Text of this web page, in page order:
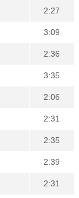
2:27
3:09
2:36
3:35
2:06
2:31
2:35
2:39
2:31